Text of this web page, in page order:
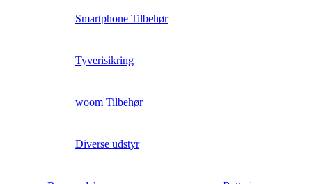
Smartphone Tilbehør
Tyverisikring
woom Tilbehør
Diverse udstyr